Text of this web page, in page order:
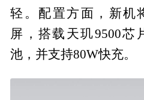
轻。配置方面，新机
屏，搭载天玑9500芯
池，并支持80W快充。